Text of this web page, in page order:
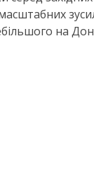
на